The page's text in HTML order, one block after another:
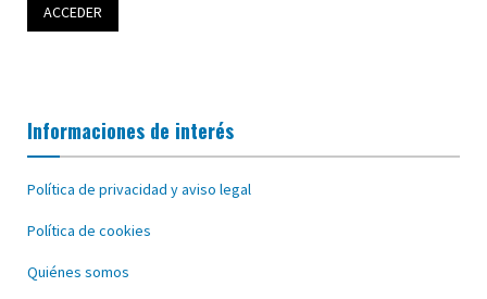
Informaciones de interés
Política de privacidad y aviso legal
Política de cookies
Quiénes somos